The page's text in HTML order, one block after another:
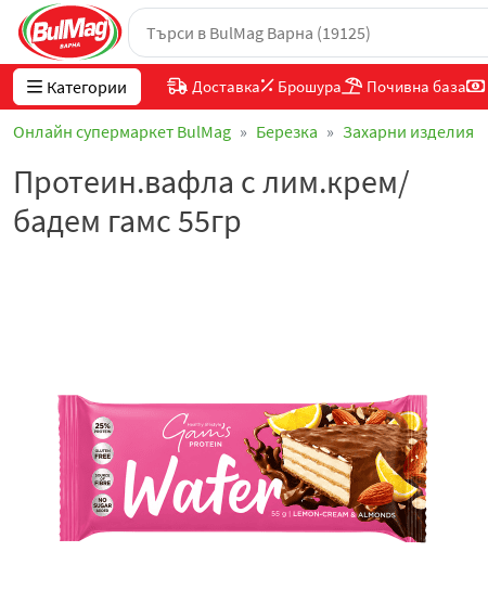
Категории Доставка Брошура Почивна база
Онлайн супермаркет BulMag Березка Захарни изделия
Протеин.вафла с лим.крем/
бадем гамс 55гр